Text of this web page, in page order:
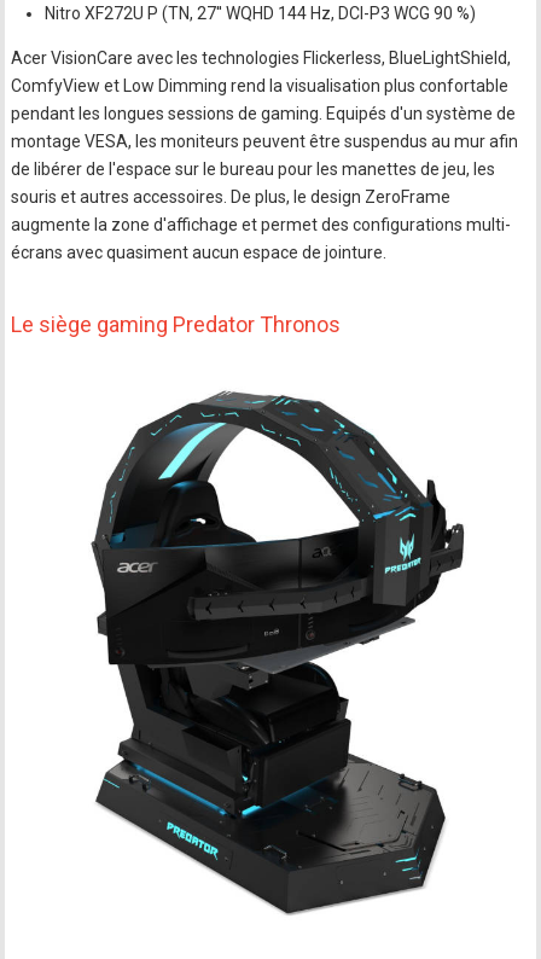
Nitro XF272U P (TN, 27'' WQHD 144 Hz, DCI-P3 WCG 90 %)
Acer VisionCare avec les technologies Flickerless, BlueLightShield,
ComfyView et Low Dimming rend la visualisation plus confortable
pendant les longues sessions de gaming. Equipés d'un système de
montage VESA, les moniteurs peuvent être suspendus au mur afin
de libérer de l'espace sur le bureau pour les manettes de jeu, les
souris et autres accessoires. De plus, le design ZeroFrame
augmente la zone d'affichage et permet des configurations multi-
écrans avec quasiment aucun espace de jointure.
Le siège gaming Predator Thronos